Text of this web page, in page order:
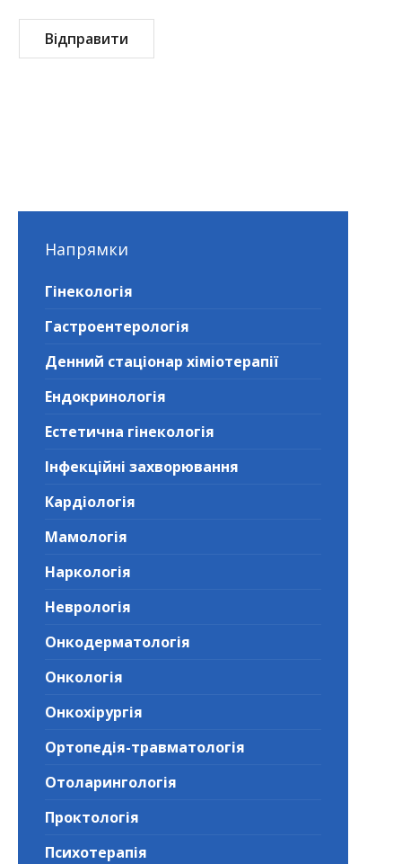
Напрямки
Гінекологія
Гастроентерологія
Денний стаціонар хіміотерапії
Ендокринологія
Естетична гінекологія
Інфекційні захворювання
Кардіологія
Мамологія
Наркологія
Неврологія
Онкодерматологія
Онкологія
Онкохірургія
Ортопедія-травматологія
Отоларингологія
Проктологія
Психотерапія